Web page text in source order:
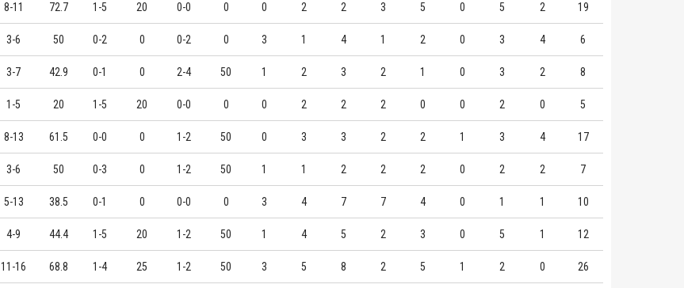
8-11 72.7 1-5 20 0-0 0 0 2 2 3 5 0 5 2 19
3-6 50 0-2 0 0-2 0 3 1 4 1 2 0 3 4 6
3-7 42.9 0-1 0 2-4 50 1 2 3 2 1 0 3 2 8
1-5 20 1-5 20 0-0 0 0 2 2 2 0 0 2 0 5
8-13 61.5 0-0 0 1-2 50 0 3 3 2 2 1 3 4 17
3-6 50 0-3 0 1-2 50 1 1 2 2 2 0 2 2 7
5-13 38.5 0-1 0 0-0 0 3 4 7 7 4 0 1 1 10
4-9 44.4 1-5 20 1-2 50 1 4 5 2 3 0 5 1 12
11-16 68.8 1-4 25 1-2 50 3 5 8 2 5 1 2 0 26